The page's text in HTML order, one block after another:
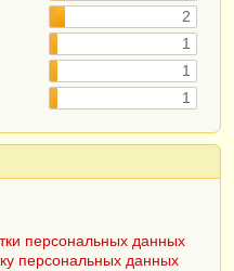
2
1
1
1
персональных данных
персональных данных